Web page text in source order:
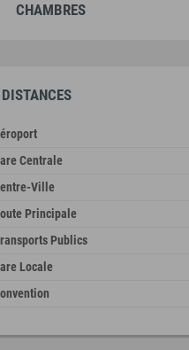
CHAMBRES
DISTANCES
Centrale
Ville
Principale
Publics
Locale